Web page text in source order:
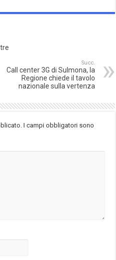
Succ.
Call center 3G di Sulmona, la
Regione chiede il tavolo
nazionale sulla vertenza
I campi obbligatori sono